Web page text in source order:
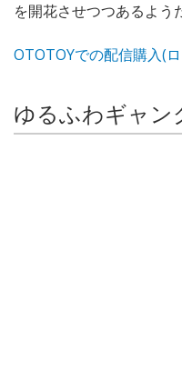
を開花させつつあるよう
OTOTOYでの配信購入(
ゆるふわギャン